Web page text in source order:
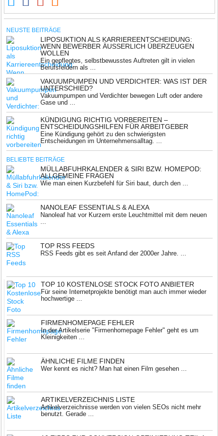
NEUSTE BEITRÄGE
LIPOSUKTION ALS KARRIEREENTSCHEIDUNG:
WENN BEWERBER ÄUSSERLICH ÜBERZEUGEN W
OLLEN
Ein gepflegtes, selbstbewusstes Auftreten gilt in vielen
Berufsfeldern als ...
VAKUUMPUMPEN UND VERDICHTER: WAS IST DER
UNTERSCHIED?
Vakuumpumpen und Verdichter bewegen Luft oder andere
Gase und ...
KÜNDIGUNG RICHTIG VORBEREITEN –
ENTSCHEIDUNGSHILFEN FÜR ARBEITGEBER
Eine Kündigung gehört zu den schwierigsten
Entscheidungen im Unternehmensalltag. ...
BELIEBTE BEITRÄGE
MÜLLABFUHRKALENDER & SIRI BZW. HOMEPOD:
ALLGEMEINE FRAGEN
Wie man einen Kurzbefehl für Siri baut, durch den ...
NANOLEAF ESSENTIALS & ALEXA
Nanoleaf hat vor Kurzem erste Leuchtmittel mit dem neuen
...
TOP RSS FEEDS
RSS Feeds gibt es seit Anfand der 2000er Jahre. ...
TOP 10 KOSTENLOSE STOCK FOTO ANBIETER
Für seine Internetprojekte benötigt man auch immer wieder
hochwertige ...
FIRMENHOMEPAGE FEHLER
In der Artikelserie "Firmenhomepage Fehler" geht es um
Kleinigkeiten ...
ÄHNLICHE FILME FINDEN
Wer kennt es nicht? Man hat einen Film gesehen ...
ARTIKELVERZEICHNIS LISTE
Artikelverzeichnisse werden von vielen SEOs nicht mehr
benutzt. Gerade ...